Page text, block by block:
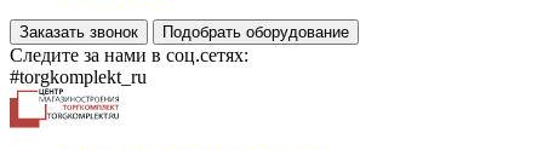
Заказать звонок Подобрать оборудование
Следите за нами в соц.сетях:
#torgkomplekt_ru